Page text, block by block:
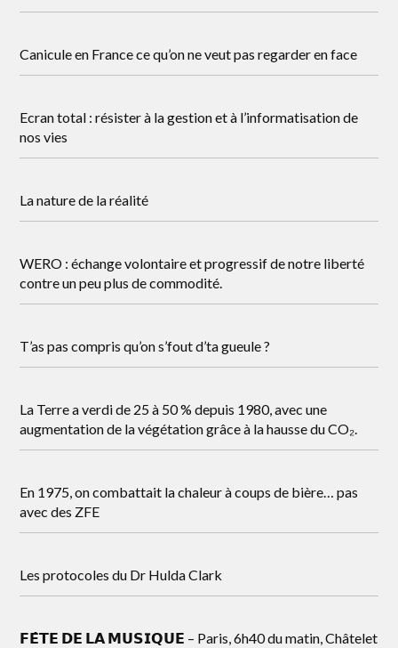
Canicule en France ce qu’on ne veut pas regarder en face
Ecran total : résister à la gestion et à l’informatisation de
nos vies
La nature de la réalité
WERO : échange volontaire et progressif de notre liberté
contre un peu plus de commodité.
T’as pas compris qu’on s’fout d’ta gueule ?
La Terre a verdi de 25 à 50 % depuis 1980, avec une
augmentation de la végétation grâce à la hausse du CO₂.
En 1975, on combattait la chaleur à coups de bière… pas
avec des ZFE
Les protocoles du Dr Hulda Clark
𝗙𝗘̂𝗧𝗘 𝗗𝗘 𝗟𝗔 𝗠𝗨𝗦𝗜𝗤𝗨𝗘 – Paris, 6h40 du matin, Châtelet